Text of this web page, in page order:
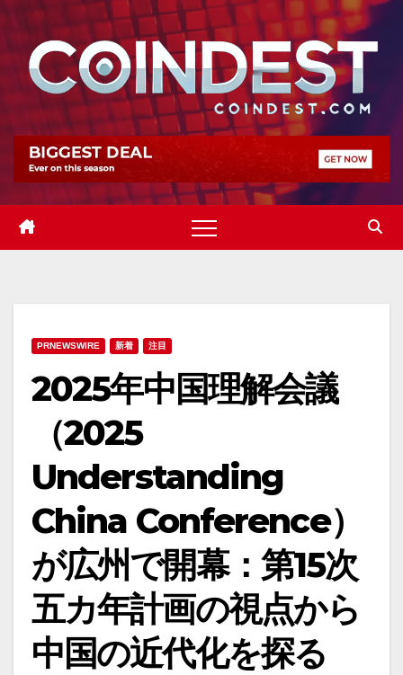
Skip
content
PRNEWSWIRE 新着 注目
2025年中国理解会議
（2025
Understanding
China Conference）
が広州で開幕：第15次
五カ年計画の視点から
中国の近代化を探る